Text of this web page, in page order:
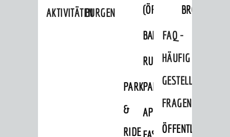
AKTIVITÄTENBURGENERLEBNISSE(ÖPNV)
BAHNVERKEHR
BUSVERKEHR
RUFTAXI
PARK
&
RIDE
PARKEN
APP
FAQ -
HÄUFIG
GESTELLTE
FRAGEN
ÖFFENTLICHE